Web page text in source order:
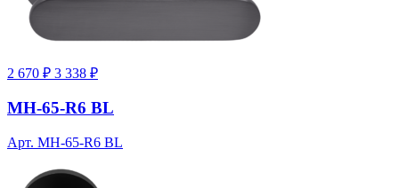
2 670 ₽ 3 338 ₽
MH-65-R6 BL
Арт. MH-65-R6 BL